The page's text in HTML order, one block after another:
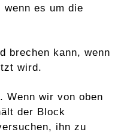
es um die
brechen kann, wenn
wird.
Wenn wir von oben
der Block
ihn zu